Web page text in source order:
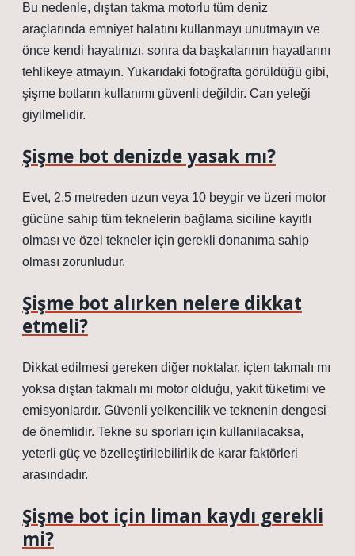
Bu nedenle, dıştan takma motorlu tüm deniz
araçlarında emniyet halatını kullanmayı unutmayın ve
önce kendi hayatınızı, sonra da başkalarının hayatlarını
tehlikeye atmayın. Yukarıdaki fotoğrafta görüldüğü gibi,
şişme botların kullanımı güvenli değildir. Can yeleği
giyilmelidir.
Şişme bot denizde yasak mı?
Evet, 2,5 metreden uzun veya 10 beygir ve üzeri motor
gücüne sahip tüm teknelerin bağlama siciline kayıtlı
olması ve özel tekneler için gerekli donanıma sahip
olması zorunludur.
Şişme bot alırken nelere dikkat
etmeli?
Dikkat edilmesi gereken diğer noktalar, içten takmalı mı
yoksa dıştan takmalı mı motor olduğu, yakıt tüketimi ve
emisyonlardır. Güvenli yelkencilik ve teknenin dengesi
de önemlidir. Tekne su sporları için kullanılacaksa,
yeterli güç ve özelleştirilebilirlik de karar faktörleri
arasındadır.
Şişme bot için liman kaydı gerekli
mi?